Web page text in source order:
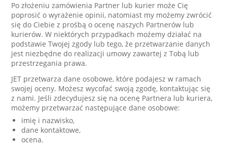
Po złożeniu zamówienia Partner lub kurier może Cię
poprosić o wyrażenie opinii, natomiast my możemy zwrócić
się do Ciebie z prośbą o ocenę naszych Partnerów lub
kurierów. W niektórych przypadkach możemy działać na
podstawie Twojej zgody lub tego, że przetwarzanie danych
jest niezbędne do realizacji umowy zawartej z Tobą lub
przestrzegania prawa.
JET przetwarza dane osobowe, które podajesz w ramach
swojej oceny. Możesz wycofać swoją zgodę, kontaktując się
z nami. Jeśli zdecydujesz się na ocenę Partnera lub kuriera,
możemy przetwarzać następujące dane osobowe:
imię i nazwisko,
dane kontaktowe,
ocena.